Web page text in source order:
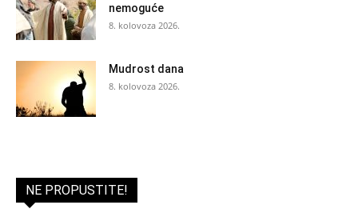
nemoguće
8. kolovoza 2026.
Mudrost dana
8. kolovoza 2026.
NE PROPUSTITE!